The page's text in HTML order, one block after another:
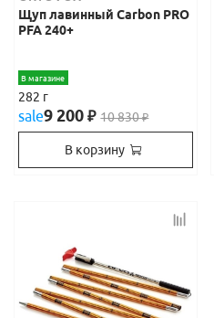
Щуп лавинный Carbon PRO
PFA 240+
В магазине
282 г
sale9 200₽ 10 830₽
В корзину